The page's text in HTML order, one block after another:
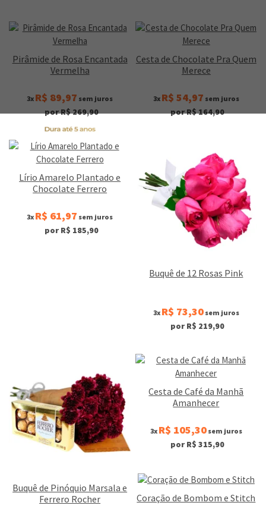
Pirâmide de Rosa Encantada
Vermelha
3x R$ 89,97 sem juros
por R$ 269,90
Cesta de Chocolate Pra Quem
Merece
3x R$ 54,97 sem juros
por R$ 164,90
Lírio Amarelo Plantado e
Chocolate Ferrero
3x R$ 61,97 sem juros
por R$ 185,90
Buquê de 12 Rosas Pink
3x R$ 73,30sem juros
por R$ 219,90
Buquê de Pinóquio Marsala e
Ferrero Rocher
Cesta de Café da Manh
Amanhecer
3x R$ 105,30sem juros
por R$ 315,90
Coração de Bombom e Stitch